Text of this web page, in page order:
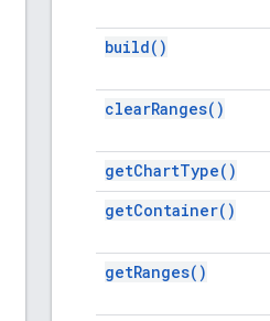
build( )
clearRanges( )
getChartType( )
getContainer( )
getRanges( )